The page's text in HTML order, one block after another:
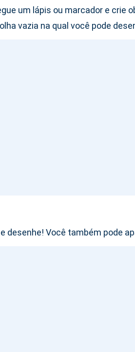
um lápis ou marcador e crie
vazia na qual você pode
desenhe! Você também pode